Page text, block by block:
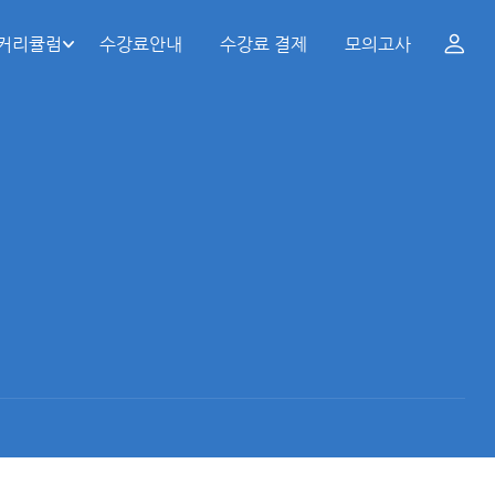
리큘럼 수강료안내 수강료 결제 모의고사